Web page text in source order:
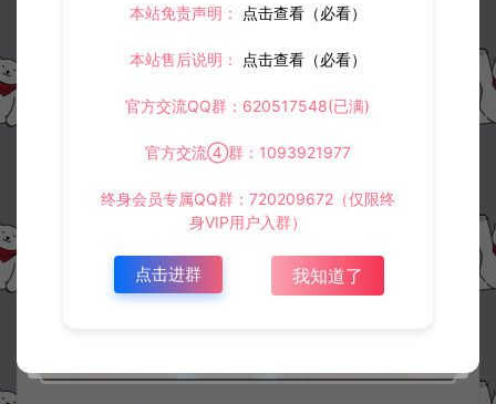
本站免责声明： 点击查看（必看）
本站售后说明： 点击查看（必看）
官方交流QQ群：620517548(已满)
官方交流④群：1093921977
终身会员专属QQ群：720209672（仅限终
身VIP用户入群）
点击进群 我知道了